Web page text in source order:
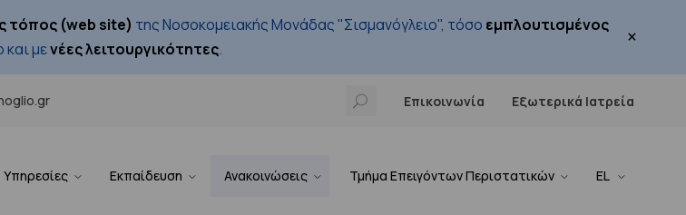
τόπος (web site) της Νοσοκομειακής Μονάδας "Σισμανόγλειο", τόσο εμπλουτισμένος
και μενέες λειτουργικότητες. ×
Επικοινωνία Εξωτερικά Ιατρεία
Υπηρεσίες Εκπαίδευση Ανακοινώσεις Τμήμα Επειγόντων Περιστατικών EL